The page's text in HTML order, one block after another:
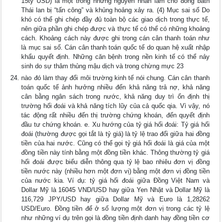
Thái lan bị “tấn công” và khủng hoảng xảy ra. (4) Mục sai số Do
khó có thể ghi chép đầy đủ toàn bộ các giao dịch trong thực tế,
nên giữa phần ghi chép được và thực tế có thể có những khoảng
cách. Khoảng cách này được ghi trong cán cân thanh toán như
là mục sai số. Cán cân thanh toán quốc tế do quan hệ xuất nhập
khẩu quyết định. Những căn bệnh trong nền kinh tế có thể nảy
sinh do sự thâm thủng mậu dịch và trong chừng mực 23
nào đó làm thay đổi môi trường kinh tế nói chung. Cán cân thanh
toán quốc tế ảnh hưởng nhiều đến khả năng trả nợ, khả năng
cân bằng ngân sách trong nước, khả năng duy trì ổn định thị
trường hối đoái và khả năng tích lũy của cả quốc qia. Vì vậy, nó
tác động rất nhiều đến thị trường chứng khoán, đến quyết định
đầu tư chứng khoán. e. Xu hướng của tỷ giá hối đoái: Tỷ giá hối
đoái (thường được gọi tắt là tỷ giá) là tỷ lệ trao đổi giữa hai đồng
tiền của hai nước. Cũng có thể gọi tỷ giá hối đoái là giá của một
đồng tiền này tính bằng một đồng tiền khác. Thông thường tỷ giá
hối đoái được biểu diễn thông qua tỷ lệ bao nhiêu đơn vị đồng
tiền nước này (nhiều hơn một đơn vị) bằng một đơn vị đồng tiền
của nước kia. Ví dụ: tỷ giá hối đoái giữa Đồng Việt Nam và
Dollar Mỹ là 16045 VND/USD hay giữa Yen Nhật và Dollar Mỹ là
116,729 JPY/USD hay giữa Dollar Mỹ và Euro là 1,28262
USD/Euro. Đồng tiền để ở số lượng một đơn vị trong các tỷ lệ
như những ví dụ trên gọi là đồng tiền định danh hay đồng tiền cơ